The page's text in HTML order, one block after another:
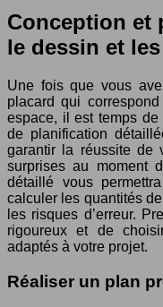
Conception et
le dessin et
Une fois que vous
placard qui
espace, il est temps
de planification
garantir la réussite de
surprises au moment
détaillé vous
calculer les quantités
les risques d’erreur.
rigoureux et de
adaptés à votre projet.
Réaliser un plan